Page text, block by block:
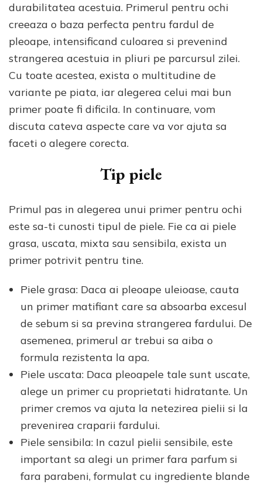
durabilitatea acestuia. Primerul pentru ochi
creeaza o baza perfecta pentru fardul de
pleoape, intensificand culoarea si prevenind
strangerea acestuia in pliuri pe parcursul zilei.
Cu toate acestea, exista o multitudine de
variante pe piata, iar alegerea celui mai bun
primer poate fi dificila. In continuare, vom
discuta cateva aspecte care va vor ajuta sa
faceti o alegere corecta.
Tip piele
Primul pas in alegerea unui primer pentru ochi
este sa-ti cunosti tipul de piele. Fie ca ai piele
grasa, uscata, mixta sau sensibila, exista un
primer potrivit pentru tine.
Piele grasa: Daca ai pleoape uleioase, cauta
un primer matifiant care sa absoarba excesul
de sebum si sa previna strangerea fardului. De
asemenea, primerul ar trebui sa aiba o
formula rezistenta la apa.
Piele uscata: Daca pleoapele tale sunt uscate,
alege un primer cu proprietati hidratante. Un
primer cremos va ajuta la netezirea pielii si la
prevenirea craparii fardului.
Piele sensibila: In cazul pielii sensibile, este
important sa alegi un primer fara parfum si
fara parabeni, formulat cu ingrediente blande